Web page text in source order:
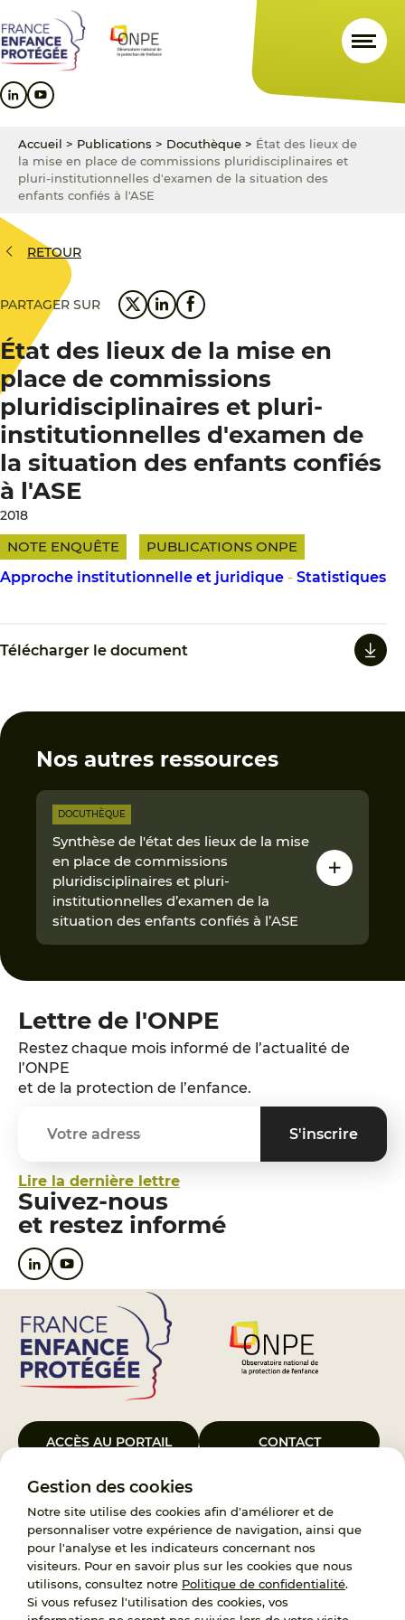
Gestion des cookies
Notre site utilise des cookies afin d'améliorer et de
personnaliser votre expérience de navigation, ainsi que
pour l'analyse et les indicateurs concernant nos
visiteurs. Pour en savoir plus sur les cookies que nous
utilisons, consultez notre Politique de confidentialité.
Si vous refusez l'utilisation des cookies, vos
au
contenu
principal
au
menu
principal
au
pied
de
Accueil > Publications > Docuthèque > État des lieux de
la mise en place de commissions pluridisciplinaires et
pluri-institutionnelles d'examen de la situation des
enfants confiés à l'ASE
RETOUR
PARTAGER SUR
État des lieux de la mise en
place de commissions
pluridisciplinaires et pluri-
institutionnelles d'examen de
la situation des enfants confiés
à l'ASE
2018
NOTE ENQUÊTE
PUBLICATIONS ONPE
Approche institutionnelle et juridique - Statistiques
Télécharger le document
Nos autres ressources
DOCUTHÈQUE
Synthèse de l'état des lieux de la mise
en place de commissions
pluridisciplinaires et pluri-
institutionnelles d’examen de la
situation des enfants confiés à l’ASE
Lettre de l'ONPE
Restez chaque mois informé de l’actualité de
l’ONPE
et de la protection de l’enfance.
Lire la dernière lettre
Suivez-nous
et restez informé
ACCÈS AU PORTAIL CONTACT
Le Groupement d’Intérêt Public France Enfance Protégée, créé le 5
janvier 2023, a pour objet d’assurer les missions de service public du
119, d’accompagnement des adoptants et de traitement des
demandes d’accès aux origines personnelles. France Enfance
Protégée est également un observatoire et une ressource pour
l’ensemble des professionnels, ainsi qu’un appui à l’élaboration de la
politique publique à travers le soutien à l’activité des conseils
nationaux.